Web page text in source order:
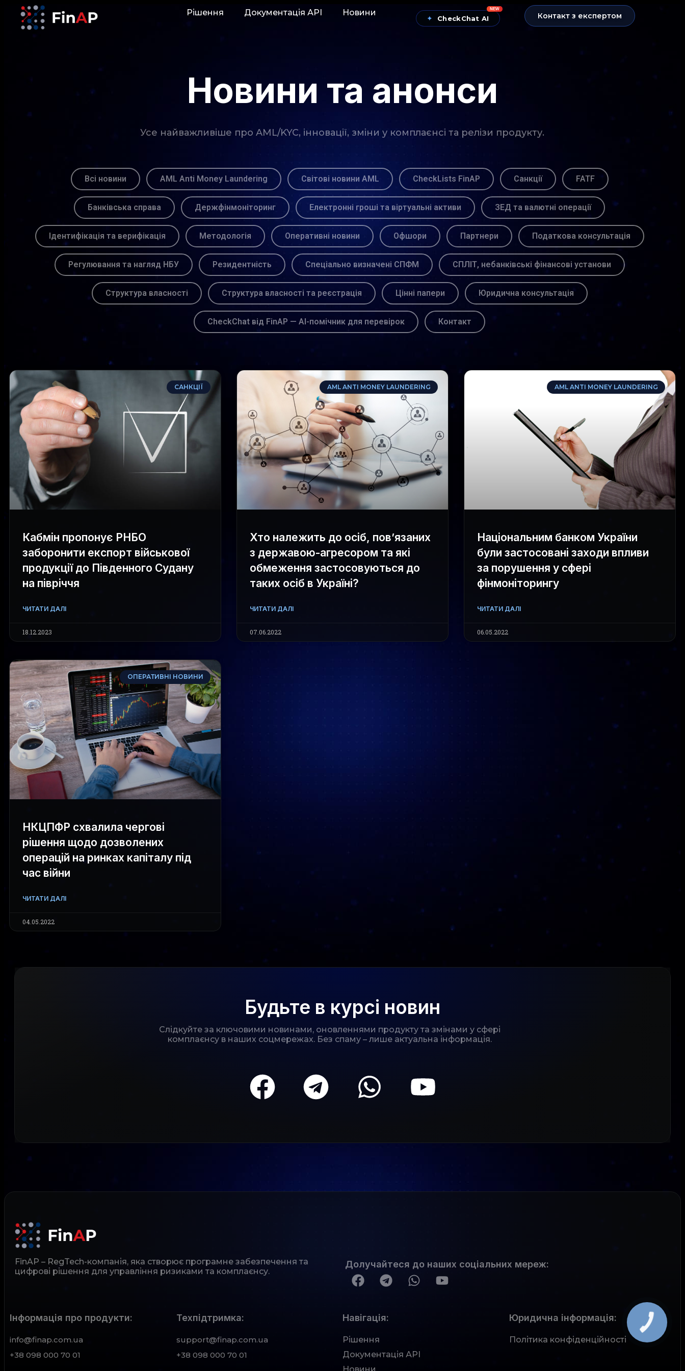
Рішення Документація АРІ Новини
✦ CheckChat AI
NEW
Контакт з експертом
Новини та анонси
Усе найважливіше про AML/KYC, інновації, зміни у комплаєнсі та релізи продукту.
Всі новини AML Anti Money Laundering Світові новини AML CheckLists FinAP Санкції FATF
Банківська справа Держфінмоніторинг Електронні гроші та віртуальні активи ЗЕД та валютні операції
Ідентифікація та верифікація Методологія Оперативні новини Офшори Партнери Податкова консультація
Регулювання та нагляд НБУ Резидентність Спеціально визначені СПФМ СПЛІТ, небанківські фінансові установи
Структура власності Структура власності та реєстрація Цінні папери Юридична консультація
CheckChat від FinAP — AI-помічник для перевірок Контакт
САНКЦІЇ
Кабмін пропонує РНБО
заборонити експорт військової
продукції до Південного Судану
на півріччя
ЧИТАТИ ДАЛІ
18.12.2023
AML ANTI MONEY LAUNDERING
Хто належить до осіб, пов’язаних
з державою-агресором та які
обмеження застосовуються до
таких осіб в Україні?
ЧИТАТИ ДАЛІ
07.06.2022
AML ANTI MONEY LAUNDERING
Національним банком України
були застосовані заходи впливи
за порушення у сфері
фінмоніторингу
ЧИТАТИ ДАЛІ
06.05.2022
ОПЕРАТИВНІ НОВИНИ
НКЦПФР схвалила чергові
рішення щодо дозволених
операцій на ринках капіталу під
час війни
ЧИТАТИ ДАЛІ
04.05.2022
Будьте в курсі новин
Слідкуйте за ключовими новинами, оновленнями продукту та змінами у сфері
комплаєнсу в наших соцмережах. Без спаму – лише актуальна інформація.
FinAP – RegTech-компанія, яка створює програмне забезпечення та
цифрові рішення для управління ризиками та комплаєнсу.
Долучайтеся до наших соціальних мереж:
Інформація про продукти:
info@finap.com.ua
+38 098 000 70 01
Техпідтримка:
support@finap.com.ua
+38 098 000 70 01
Рішення
Документація АРІ
Навігація: Юридична інформація:
Політика конфіденційності